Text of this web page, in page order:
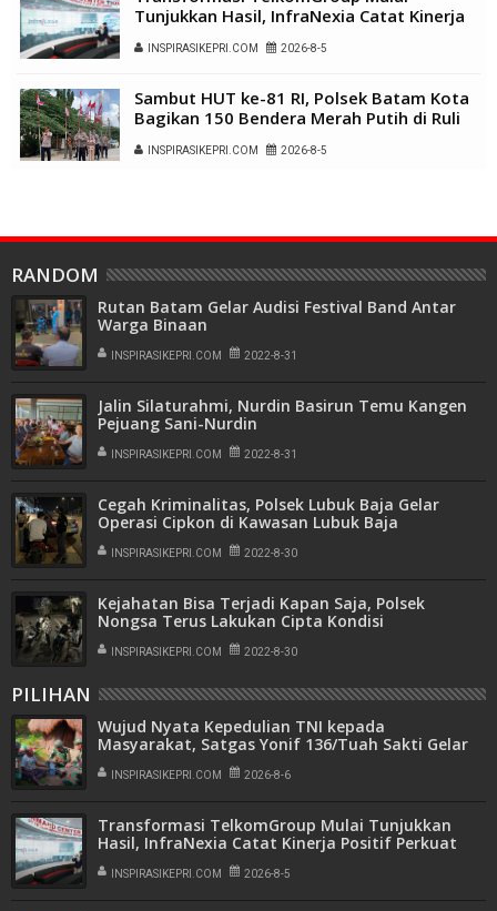
Tunjukkan Hasil, InfraNexia Catat Kinerja
Nasional
INSPIRASIKEPRI.COM 2026-8-5
Sambut HUT ke-81 RI, Polsek Batam Kota
Bagikan 150 Bendera Merah Putih di Ruli
INSPIRASIKEPRI.COM 2026-8-5
RANDOM
Rutan Batam Gelar Audisi Festival Band Antar
Warga Binaan
INSPIRASIKEPRI.COM 2022-8-31
Jalin Silaturahmi, Nurdin Basirun Temu Kangen
Pejuang Sani-Nurdin
INSPIRASIKEPRI.COM 2022-8-31
Cegah Kriminalitas, Polsek Lubuk Baja Gelar
Operasi Cipkon di Kawasan Lubuk Baja
INSPIRASIKEPRI.COM 2022-8-30
Kejahatan Bisa Terjadi Kapan Saja, Polsek
Nongsa Terus Lakukan Cipta Kondisi
INSPIRASIKEPRI.COM 2022-8-30
PILIHAN
Wujud Nyata Kepedulian TNI kepada
Masyarakat, Satgas Yonif 136/Tuah Sakti Gelar
Pengobatan Keliling di Kampung Kalome
INSPIRASIKEPRI.COM 2026-8-6
Transformasi TelkomGroup Mulai Tunjukkan
Hasil, InfraNexia Catat Kinerja Positif Perkuat
Infrastruktur Digital Nasional
INSPIRASIKEPRI.COM 2026-8-5